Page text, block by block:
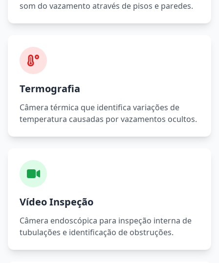
som do vazamento através de pisos e paredes.
Termografia
Câmera térmica que identifica variações de
temperatura causadas por vazamentos ocultos.
Vídeo Inspeção
Câmera endoscópica para inspeção interna de
tubulações e identificação de obstruções.